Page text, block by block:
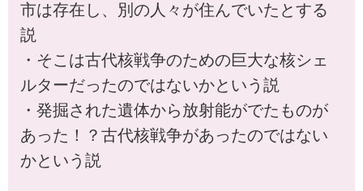
市は存在し、別の人々が住んでいたとする
説
・そこは古代核戦争のための巨大な核シェ
ルターだったのではないかという説
・発掘された遺体から放射能がでたものが
あった！？古代核戦争があったのではない
かという説